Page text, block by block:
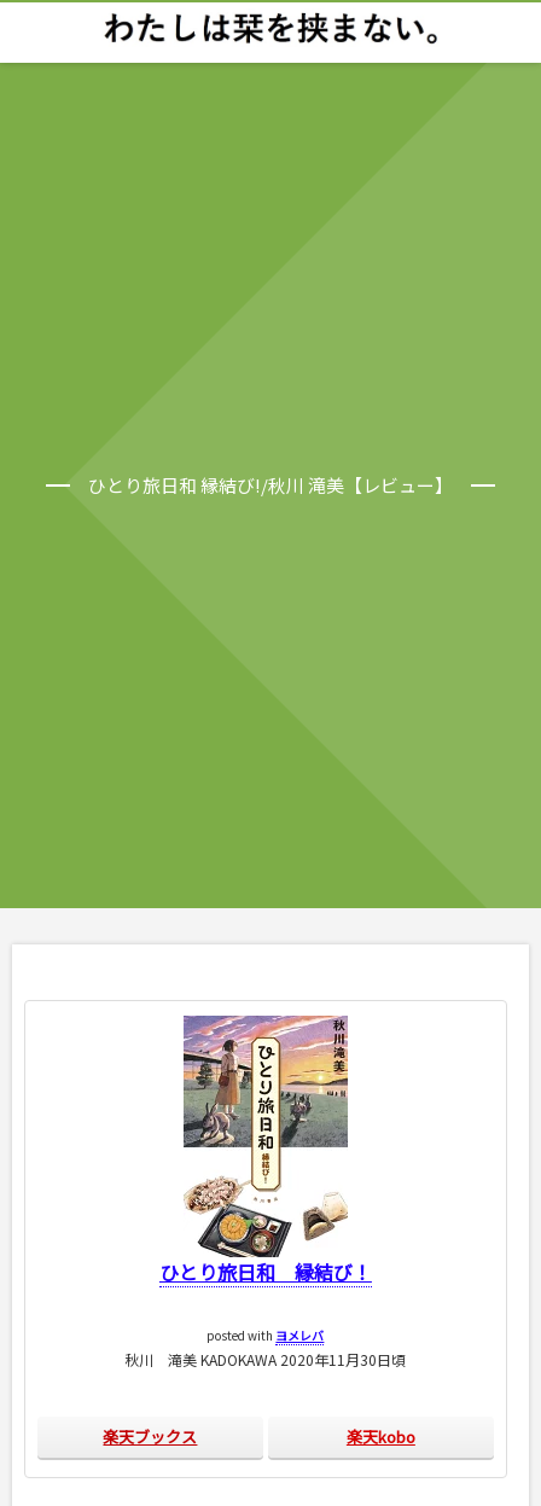
ひとり旅日和 縁結び!/秋川 滝美【レビュー】
ひとり旅日和 縁結び！
posted with ヨメレバ
秋川 滝美 KADOKAWA 2020年11月30日頃
楽天ブックス 楽天kobo